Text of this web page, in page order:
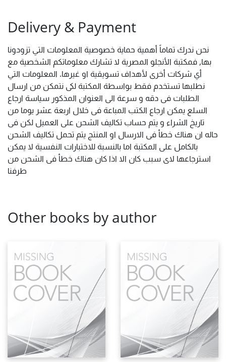
Delivery & Payment
نحن ندرك تماماً أهمية حماية خصوصية المعلومات التي تزودونا
بها, فمكتبة الأنجلو المصرية لا تشارك معلوماتكم الشخصية مع
أي شركات أخرى لأهداف تسويقية او غيرها. المعلومات التي
نطلبها تستخدم فقط بواسطة المكتبة لكى نتمكن من ارسال
الطلبات فى دقه و سرعة الى العنوان المذكور سياسة ارجاع
السلع يمكن ارجاع الكتب المباعة فى خلال اربعة عشر يوما من
تاريخ الشراء و يتم حساب تكاليف الشحن على العميل لكن فى
حاله ان هناك خطأ فى الارسال او المنتج يتم تحمل تكاليف الشحن
بالكامل على المكتبة اما بالنسبة للاختبارات النفسية لا يمكن
استرجاعها لاى سبب كان الا اذا كان هناك خطأ فى الشحن من
طرفنا
Other books by author